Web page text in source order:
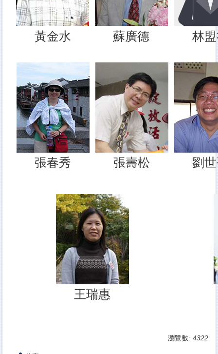
黃金水 蘇廣德 林
張春秀 張壽松 劉
王瑞惠
瀏覽數: 4322